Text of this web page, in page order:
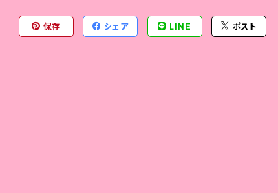
保存 シェア LINE ポスト